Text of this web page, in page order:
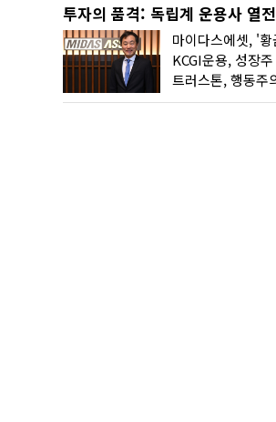
투자의 품격: 독립계 운용사 열전